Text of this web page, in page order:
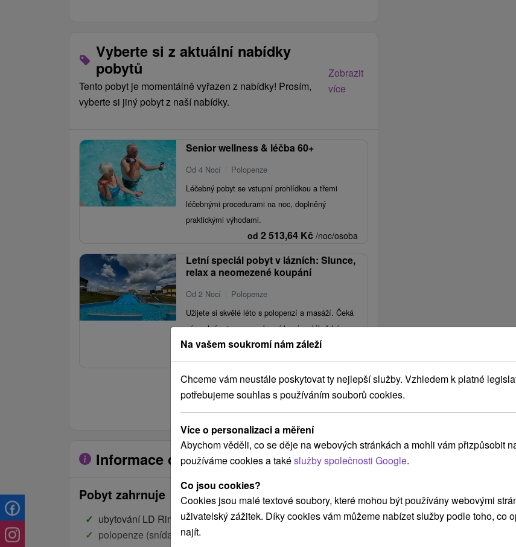
Vyberte si z aktuální nabídky
pobytů
Tento pobyt je momentálně vyřazen z nabídky! Prosím,
vyberte si jiný pobyt z naší nabídky.
Zobrazit
více
Senior wellness & léčba 60+
Od 4 Nocí
Polopenze
Léčebný pobyt se vstupní prohlídkou a třemi
léčebnými procedurami na noc, doplněný
praktickými výhodami.
od 2 513,64 Kč /noc/osoba
Letní speciál pobyt v lázních: Slunce,
relax a neomezené koupání
Od 2 Nocí
Polopenze
Užijete si skvělé léto s polopenzí a masáží. Čeká
vás volný vstup na venkovní bazény, lékařská
péče, fitness, animoterapie a slevy na procedury.
od2 626,19Kč /noc/osoba
Zobrazit více pobytů
Informace o pobytu
Pobyt zahrnuje
ubytování LD Rimava ***
polopenze (snídaně formou bufetových stolů, romantické
Na vašem soukromí nám záleží
Chceme vám neustále poskytovat ty nejlepší služby. Vzhledem k platné
potřebujeme souhlas s používáním souborů cookies.
Více o personalizaci a měření
Abychom věděli, co se děje na webových stránkách a mohli vám přizpůsobit
používáme cookies a takéslužby společnosti Google.
Co jsou cookies?
Cookies jsou malé textové soubory, které mohou být používány webovými
uživatelský zážitek. Díky cookies vám můžeme nabízet služby podle toho, co
najít.